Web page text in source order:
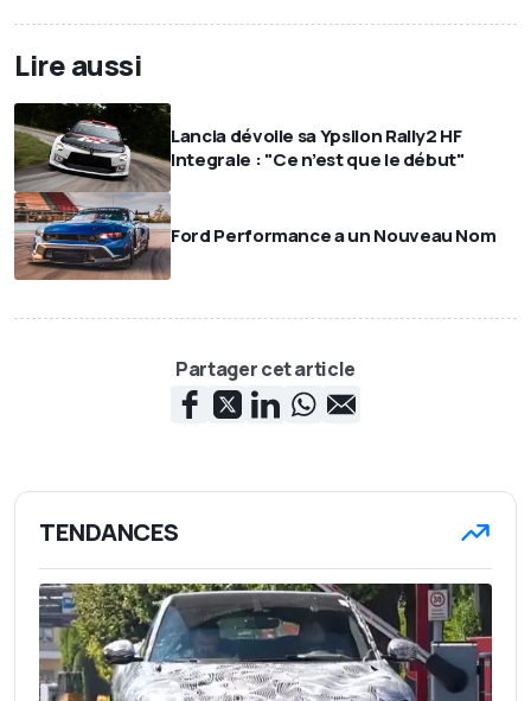
Lire aussi
Lancia dévoile sa Ypsilon Rally2 HF
Integrale : "Ce n’est que le début"
Ford Performance a un Nouveau Nom
Partager cet article
TENDANCES